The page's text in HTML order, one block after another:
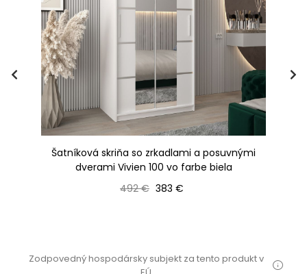
Šatníková skriňa so zrkadlami a posuvnými
dverami Vivien 100 vo farbe biela
Bežná cena
492 € Cena
383 €
Zodpovedný hospodársky subjekt za tento produkt v